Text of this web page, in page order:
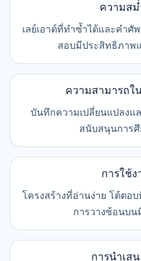
ความสม่
เลย์เอาต์ที่ทำซ้ำได้และคำศั
สอบมีประสิทธิภาพ
ความสามารถใ
บันทึกความเปลี่ยนแปลงแ
สนับสนุนการ
การใช้ง
โครงสร้างที่อ่านง่าย โต้ตอ
การวางซ้อนบ
การนำเส